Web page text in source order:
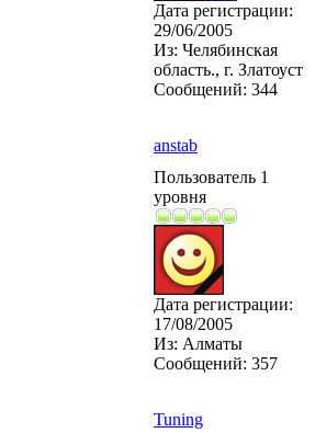
Дата регистрации:
29/06/2005
Из: Челябинская
область., г. Златоуст
Сообщений: 344
anstab
Пользователь 1
уровня
Дата регистрации:
17/08/2005
Из: Алматы
Сообщений: 357
Tuning